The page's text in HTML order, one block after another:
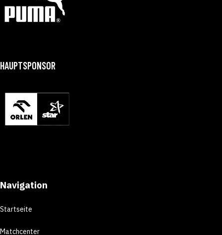
HAUPTSPONSOR
Navigation
Startseite
Matchcenter